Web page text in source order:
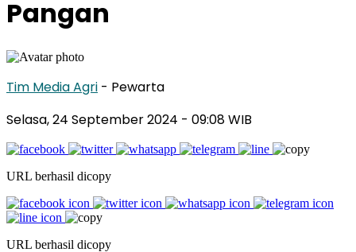
Pangan
Tim Media Agri - Pewarta
Selasa, 24 September 2024 - 09:08 WIB
URL berhasil dicopy
URL berhasil dicopy